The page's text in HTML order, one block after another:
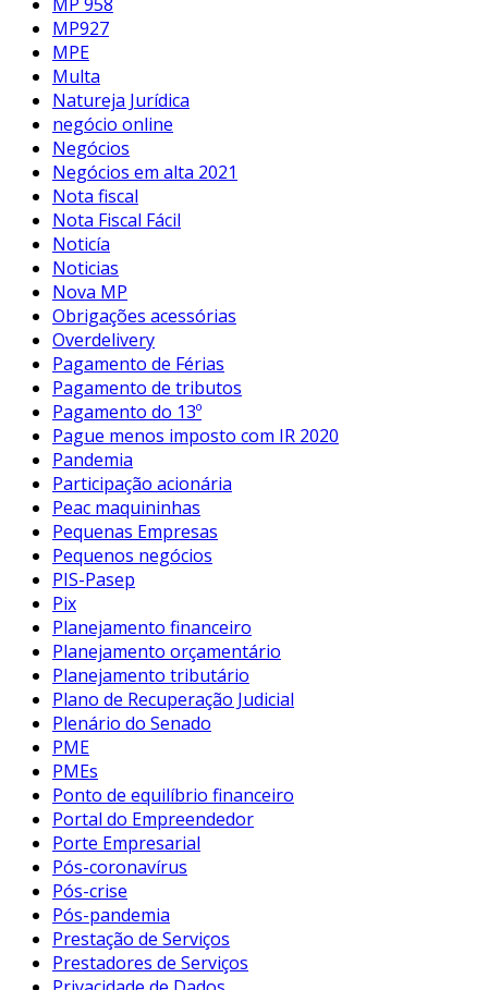
MP927
MPE
Multa
Natureja Jurídica
negócio online
Negócios
Negócios em alta 2021
Nota fiscal
Nota Fiscal Fácil
Noticía
Noticias
Nova MP
Obrigações acessórias
Overdelivery
Pagamento de Férias
Pagamento de tributos
Pagamento do 13º
Pague menos imposto com IR 2020
Pandemia
Participação acionária
Peac maquininhas
Pequenas Empresas
Pequenos negócios
PIS-Pasep
Pix
Planejamento financeiro
Planejamento orçamentário
Planejamento tributário
Plano de Recuperação Judicial
Plenário do Senado
PME
PMEs
Ponto de equilíbrio financeiro
Portal do Empreendedor
Porte Empresarial
Pós-coronavírus
Pós-crise
Pós-pandemia
Prestação de Serviços
Prestadores de Serviços